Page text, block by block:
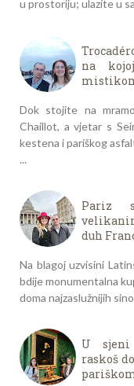
u prostoriju; ulazite u
na
Dok stojite na
Chaillot, a vjetar s
kestena i pariškog
...
Pariz
duh
Na blagoj uzvisini
bdije monumentalna
doma najzaslužnijih
U
raskoš